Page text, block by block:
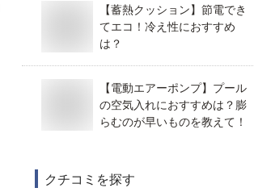
【蓄熱クッション】節電でき
てエコ！冷え性におすすめ
は？
【電動エアーポンプ】プール
の空気入れにおすすめは？膨
らむのが早いものを教えて！
クチコミを探す